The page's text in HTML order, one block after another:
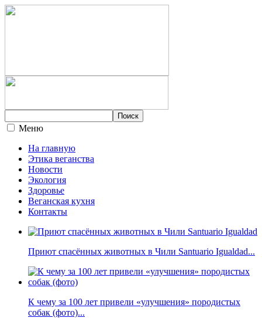
Меню
На главную
Этика веганства
Новости
Экология
Здоровье
Веганская кухня
Контакты
Приют спасённых животных в Чили Santuario Igualdad...
К чему за 100 лет привели «улучшения» породистых
собак (фото)...